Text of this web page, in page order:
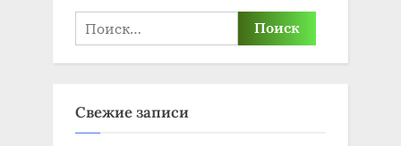
п
и
с
:
Найти:
Свежие записи